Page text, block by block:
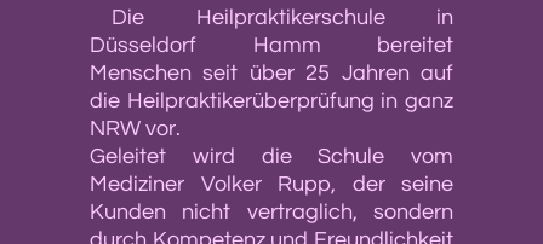
Die Heilpraktikerschule in
Düsseldorf Hamm bereitet
Menschen seit über 25 Jahren auf
die Heilpraktikerüberprüfung in ganz
NRW vor.
Geleitet wird die Schule vom
Mediziner Volker Rupp, der seine
Kunden nicht vertraglich, sondern